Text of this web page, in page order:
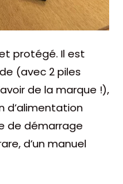
protégé. Il est
(avec 2 piles
de la marque !),
d’alimentation
de démarrage
d’un manuel